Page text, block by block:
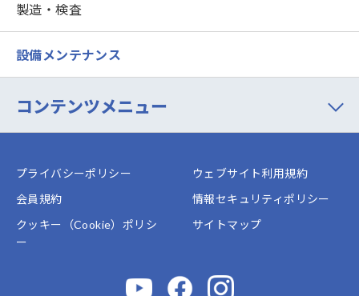
製造・検査
設備メンテナンス
コンテンツメニュー
プライバシーポリシー
ウェブサイト利用規約
会員規約
情報セキュリティポリシー
クッキー（Cookie）ポリシ
ー
サイトマップ